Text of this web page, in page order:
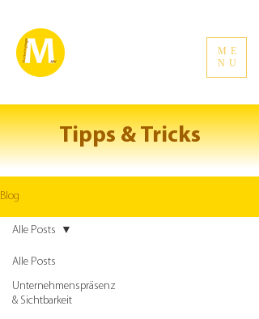
ME
NU
Tipps & Tricks
Blog
Alle Posts
Unternehmenspräsenz
& Sichtbarkeit
Alle Posts